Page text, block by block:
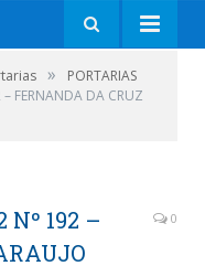
»
PORTARIAS
FERNANDA DA CRUZ
Nº 192 –
0